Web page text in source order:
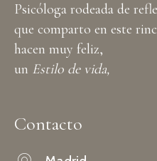
Psicóloga rodeada de
que comparto en este
hacen muy feliz,
un Estilo de vida,
Contacto